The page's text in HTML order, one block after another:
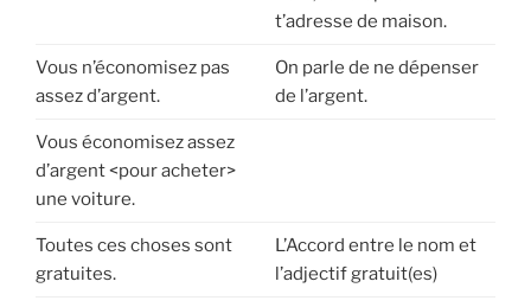
t’adresse de maison.
Vous n’économisez pas
assez d’argent.
On parle de ne dépenser
de l’argent.
Vous économisez assez
d’argent <pour acheter>
une voiture.
Toutes ces choses sont
gratuites.
L’Accord entre le nom et
l’adjectif gratuit(es)